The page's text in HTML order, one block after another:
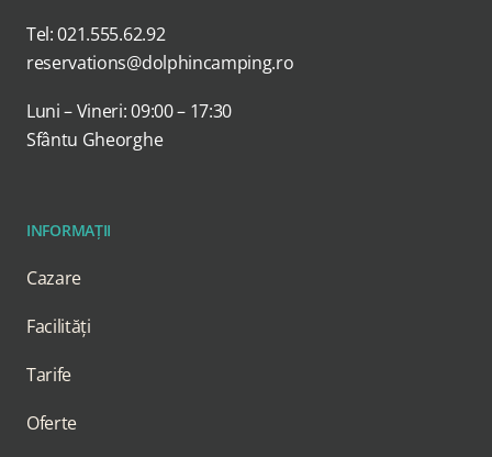
Tel: 021.555.62.92
reservations@dolphincamping.ro
Luni – Vineri: 09:00 – 17:30
Sfântu Gheorghe
INFORMAȚII
Cazare
Facilități
Tarife
Oferte